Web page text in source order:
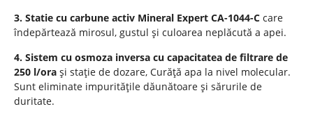
3. Statie cu carbune activ Mineral Expert CA-1044-C care
îndepărtează mirosul, gustul și culoarea neplăcută a apei.
4. Sistem cu osmoza inversa cu capacitatea de filtrare de
250 l/ora și stație de dozare, Curăță apa la nivel molecular.
Sunt eliminate impuritățile dăunătoare și sărurile de
duritate.